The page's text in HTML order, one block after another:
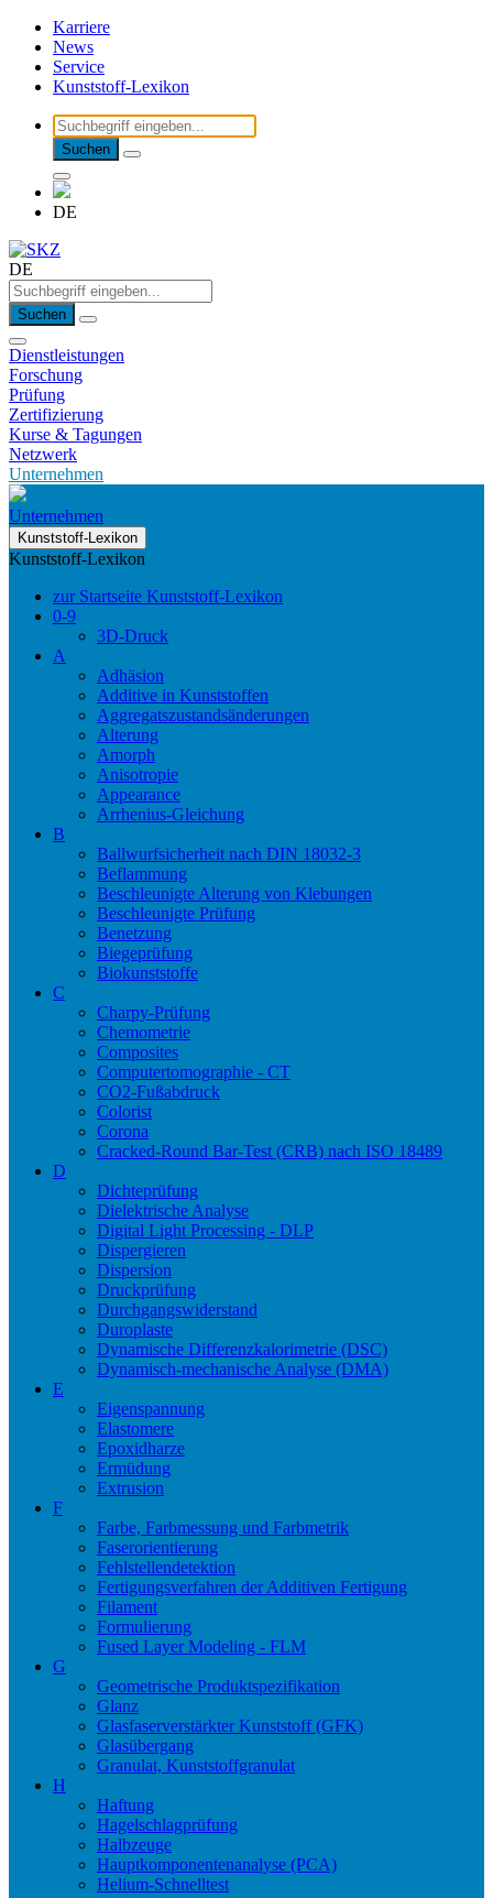
Karriere
News
Service
Kunststoff-Lexikon
Suchen
DE
DE
Suchen
Dienstleistungen
Forschung
Prüfung
Zertifizierung
Kurse & Tagungen
Netzwerk
Unternehmen
Unternehmen
Kunststoff-Lexikon
Kunststoff-Lexikon
zur Startseite Kunststoff-Lexikon
0-9
3D-Druck
A
Adhäsion
Additive in Kunststoffen
Aggregatszustandsänderungen
Alterung
Amorph
Anisotropie
Appearance
Arrhenius-Gleichung
B
Ballwurfsicherheit nach DIN 18032-3
Beflammung
Beschleunigte Alterung von Klebungen
Beschleunigte Prüfung
Benetzung
Biegeprüfung
Biokunststoffe
C
Charpy-Prüfung
Chemometrie
Composites
Computertomographie - CT
CO2-Fußabdruck
Colorist
Corona
Cracked-Round Bar-Test (CRB) nach ISO 18489
D
Dichteprüfung
Dielektrische Analyse
Digital Light Processing - DLP
Dispergieren
Dispersion
Druckprüfung
Durchgangswiderstand
Duroplaste
Dynamische Differenzkalorimetrie (DSC)
Dynamisch-mechanische Analyse (DMA)
E
Eigenspannung
Elastomere
Epoxidharze
Ermüdung
Extrusion
F
Farbe, Farbmessung und Farbmetrik
Faserorientierung
Fehlstellendetektion
Fertigungsverfahren der Additiven Fertigung
Filament
Formulierung
Fused Layer Modeling - FLM
G
Geometrische Produktspezifikation
Glanz
Glasfaserverstärkter Kunststoff (GFK)
Glasübergang
Granulat, Kunststoffgranulat
H
Haftung
Hagelschlagprüfung
Halbzeuge
Hauptkomponentenanalyse (PCA)
Helium-Schnelltest